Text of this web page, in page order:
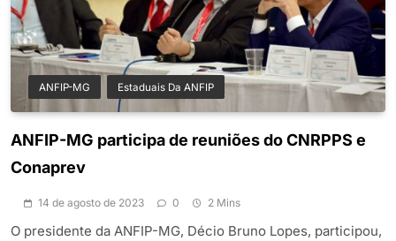
ANFIP-MG Estaduais Da ANFIP
ANFIP-MG participa de reuniões do CNRPPS e
Conaprev
14 de agosto de 2023 0 2 Mins
O presidente da ANFIP-MG, Décio Bruno Lopes, participou,